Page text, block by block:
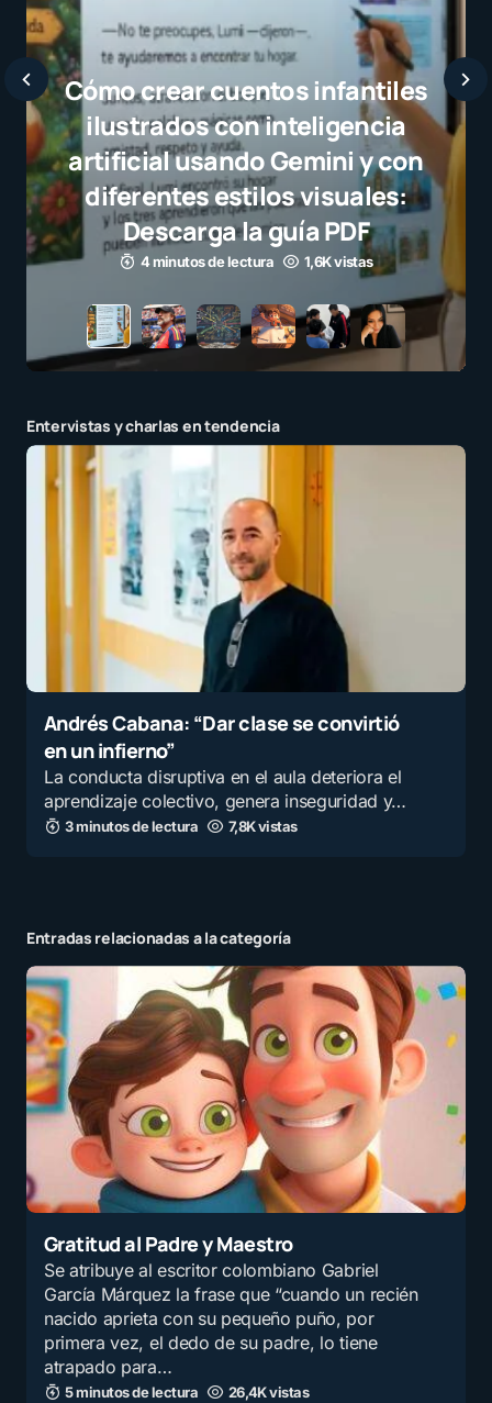
Javier Bardem elogia a la
selección campeona y destaca
el juego limpio como ejemplo
para millones de niños
3 minutos de lectura 1,1K vistas
Entervistas y charlas en tendencia
Andrés Cabana: “Dar clase se convirtió
en un infierno”
La conducta disruptiva en el aula deteriora el
aprendizaje colectivo, genera inseguridad y…
3 minutos de lectura 7,8K vistas
Entradas relacionadas a la categoría
Gratitud al Padre y Maestro
Se atribuye al escritor colombiano Gabriel
García Márquez la frase que “cuando un recién
nacido aprieta con su pequeño puño, por
primera vez, el dedo de su padre, lo tiene
atrapado para…
5 minutos de lectura 26,4K vistas